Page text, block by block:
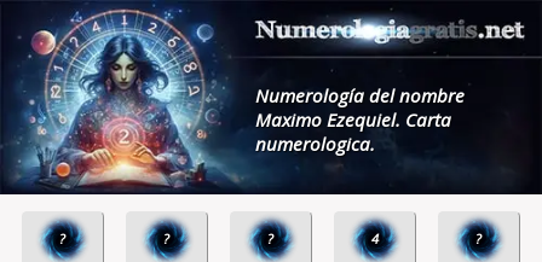
Numerología del nombre
Maximo Ezequiel. Carta
numerologica.
? ? ? 4 ?